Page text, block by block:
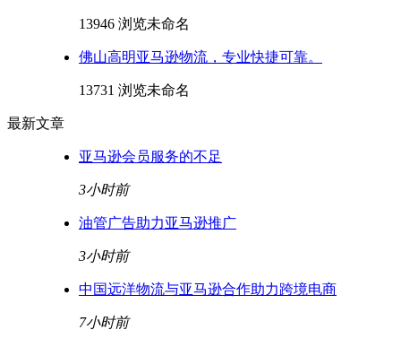
13946 浏览未命名
佛山高明亚马逊物流，专业快捷可靠。
13731 浏览未命名
最新文章
亚马逊会员服务的不足
3小时前
油管广告助力亚马逊推广
3小时前
中国远洋物流与亚马逊合作助力跨境电商
7小时前